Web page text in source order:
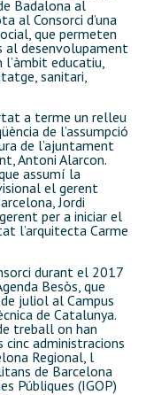
Badalona al
al Consorci d’una
que permeten
desenvolupament
l’àmbit educatiu,
sanitari,
a terme un relleu
de l’assumpció
de l’ajuntament
Antoni Alarcon.
assumí la
el gerent
Jordi
per a iniciar el
l’arquitecta Carme
durant el 2017
Besòs, que
juliol al Campus
de Catalunya.
treball on han
administracions
Regional, l
de Barcelona
Públiques (IGOP)